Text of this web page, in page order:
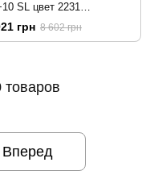
SL цвет 2231
forest
грн 8 602 грн
товаров
Вперед